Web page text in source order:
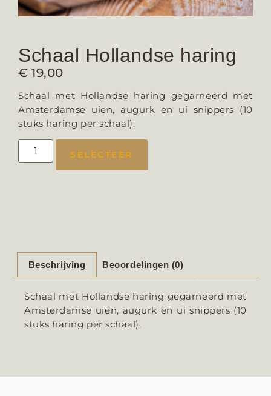
Schaal Hollandse haring
€ 19,00
Schaal met Hollandse haring gegarneerd met
Amsterdamse uien, augurk en ui snippers (10
stuks haring per schaal).
SELECTEER
Beschrijving Beoordelingen (0)
Schaal met Hollandse haring gegarneerd met
Amsterdamse uien, augurk en ui snippers (10
stuks haring per schaal).